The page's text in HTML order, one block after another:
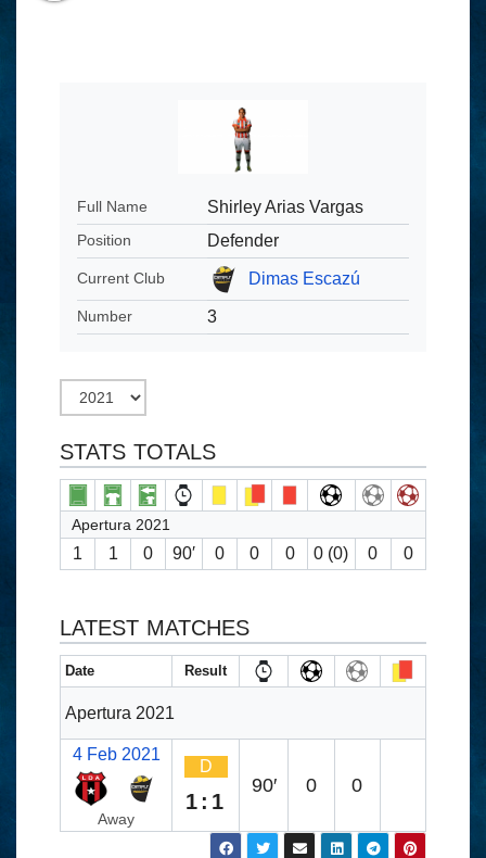
Full Name Shirley Arias Vargas
Position Defender
Current Club Dimas Escazú
Number 3
STATS TOTALS
Apertura 2021
1 1 0 90′ 0 0 0 0 (0) 0 0
LATEST MATCHES
Date Result
Apertura 2021
4 Feb 2021
Away
D
1:1
90′ 0 0